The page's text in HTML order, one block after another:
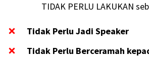
TIDAK PERLU LAKUKAN
Tidak Perlu Jadi Speaker
Tidak Perlu Berceramah